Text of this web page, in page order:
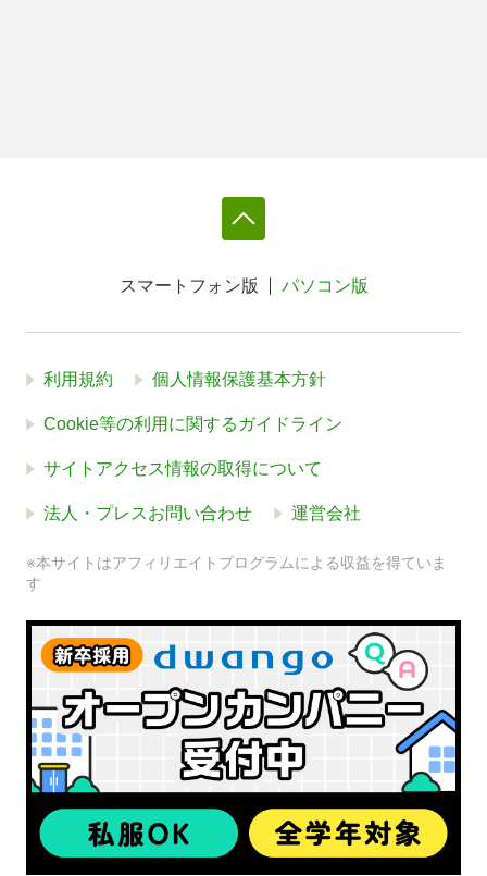
スマートフォン版 パソコン版
利用規約 個人情報保護基本方針
Cookie等の利用に関するガイドライン
サイトアクセス情報の取得について
法人・プレスお問い合わせ 運営会社
※本サイトはアフィリエイトプログラムによる収益を得ていま
す